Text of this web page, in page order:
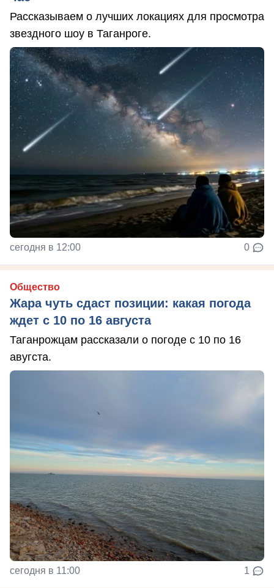
Рассказываем о лучших локациях для просмотра
звездного шоу в Таганроге.
сегодня в 12:00 0
Общество
Жара чуть сдаст позиции: какая погода
ждет с 10 по 16 августа
Таганрожцам рассказали о погоде с 10 по 16
авугста.
сегодня в 11:00 1